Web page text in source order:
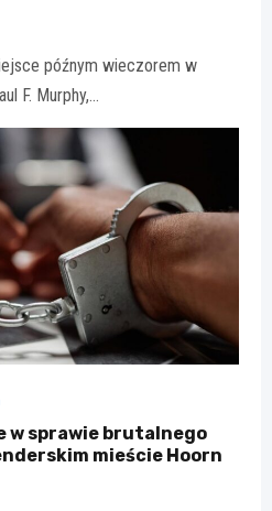
późnym wieczorem w
F. Murphy,…
w sprawie brutalnego
mieście Hoorn